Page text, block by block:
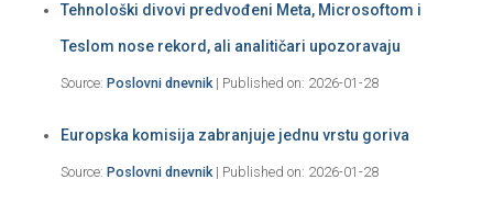
Tehnološki divovi predvođeni Meta, Microsoftom i
Teslom nose rekord, ali analitičari upozoravaju
Source: Poslovni dnevnik Published on: 2026-01-28
Europska komisija zabranjuje jednu vrstu goriva
Source: Poslovni dnevnik Published on: 2026-01-28